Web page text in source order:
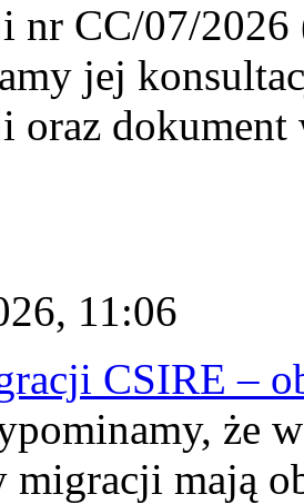
nr CC/07/
jej
oraz
11:06
CSIRE –
że
migracji mają